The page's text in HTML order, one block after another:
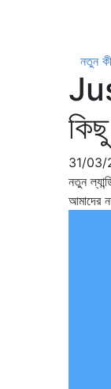
নতুন কী
কিছু
31/03/
নতুন
আমাদের